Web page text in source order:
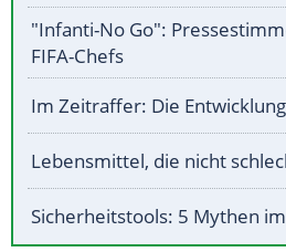
"Infanti-No Go":
FIFA-Chefs
Im Zeitraffer: Die
Lebensmittel, die nicht
Sicherheitstools: 5 Mythen